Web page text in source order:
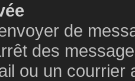
de
des
ou un courrier